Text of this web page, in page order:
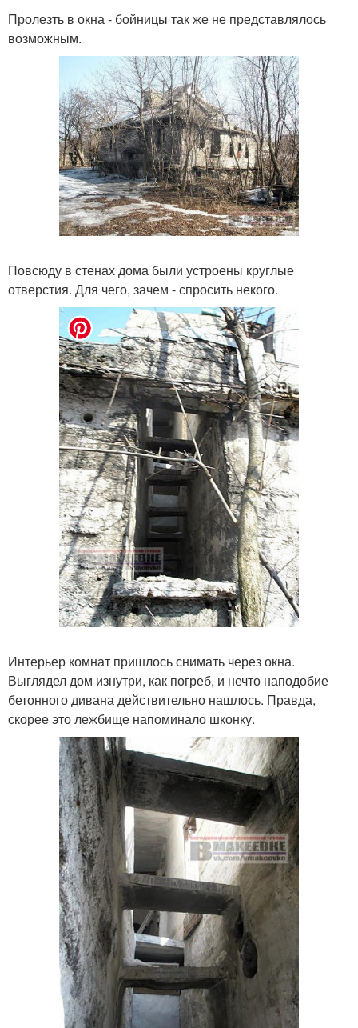
Пролезть в окна - бойницы так же не представлялось
возможным.
Повсюду в стенах дома были устроены круглые
отверстия. Для чего, зачем - спросить некого.
Интерьер комнат пришлось снимать через окна.
Выглядел дом изнутри, как погреб, и нечто наподобие
бетонного дивана действительно нашлось. Правда,
скорее это лежбище напоминало шконку.